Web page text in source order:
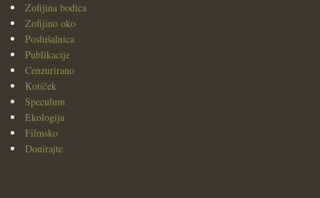
Zofijina bodica
Zofijino oko
Poslušalnica
Publikacije
Cenzurirano
Kotiček
Speculum
Ekologija
Filmsko
Donirajte